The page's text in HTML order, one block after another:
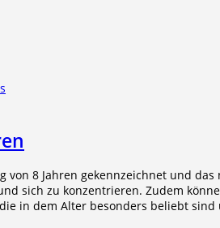
8 Jahren gekennzeichnet und
sich zu konzentrieren. Zudem
in dem Alter besonders beliebt